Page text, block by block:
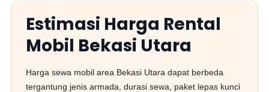
Estimasi Harga Rental
Mobil Bekasi Utara
Harga sewa mobil area Bekasi Utara dapat berbeda
tergantung jenis armada, durasi sewa, paket lepas kunci